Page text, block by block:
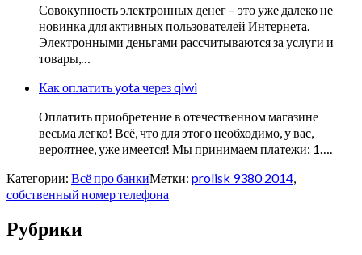
Совокупность электронных денег – это уже далеко не
новинка для активных пользователей Интернета.
Электронными деньгами рассчитываются за услуги и
товары,…
Как оплатить yota через qiwi
Оплатить приобретение в отечественном магазине
весьма легко! Всё, что для этого необходимо, у вас,
вероятнее, уже имеется! Мы принимаем платежи: 1….
Категории: Всё про банкиМетки: prolisk 9380 2014
собственный номер телефона
Рубрики